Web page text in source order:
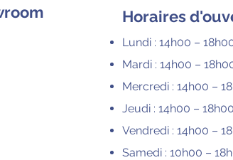
Horaires
Lundi : 14h00 –
Mardi : 14h00 –
Mercredi : 14h00 –
Jeudi : 14h00 –
Vendredi : 14h00 –
Samedi : 10h00 –